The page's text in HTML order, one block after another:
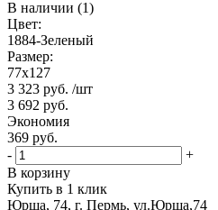
В наличии (1)
Цвет:
1884-Зеленый
Размер:
77х127
3 323 руб. /шт
3 692 руб.
Экономия
369 руб.
-
+
В корзину
Купить в 1 клик
Юрша, 74, г. Пермь, ул.Юрша,74